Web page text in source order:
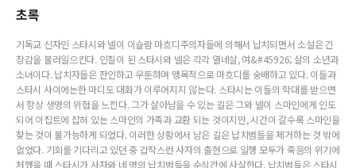
초록
기독교 신자인 스타시와 넬이 이슬람 마흐디주의자들에 의해서 납치되면서 소설은 긴
장감을 불러일으킨다. 인질이 된 스타시와 넬은 각각 열네살, 여&#45926; 살의 소년과
소녀이다. 납치자들은 잔인하고 우둔하며 맹목적으로 마흐디를 숭배하고 있다. 이들과
스타시 사이에는한 마디도 대화가 이루어지지 않는다. 스타시는 이들의 학대를 받으면
서 항상 생명의 위협을 느낀다. 그가 살아남을 수 있는 길은 그와 넬이 스마인에게 인도
되어 이집트에 잡혀 있는 스마인의 가족과 교환 되는 것이지만, 시간이 갈수록 스마인을
찾는 것이 불가능하게 되었다. 이러한 상황에서 남은 길은 납치범들을 제거하는 것 밖에
없었다. 기회를 기다리고 있던 중 갑작스런 사자의 출현으로 일행 모두가 죽음의 위기에
처했을 때 스타시가 사자와 네 명의 납치범들을 순식간에 사살한다. 납치범들은 스타시